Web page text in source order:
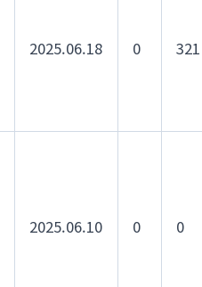
2025.06.18 0 321
2025.06.10 0 0